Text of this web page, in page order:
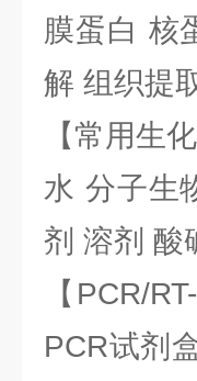
膜蛋白 核
解 组织提
【常用生
水 分子生
剂 溶剂 酸
【PCR/
PCR试剂